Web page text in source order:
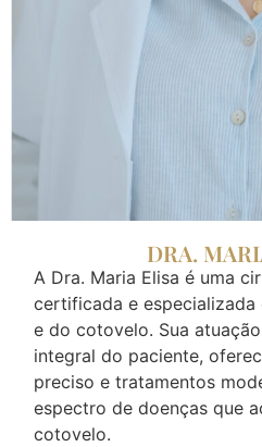
DRA.
A Dra. Maria Elisa é uma
certificada e
e do cotovelo. Sua
integral do paciente,
preciso e tratamentos
espectro de doenças que
cotovelo.